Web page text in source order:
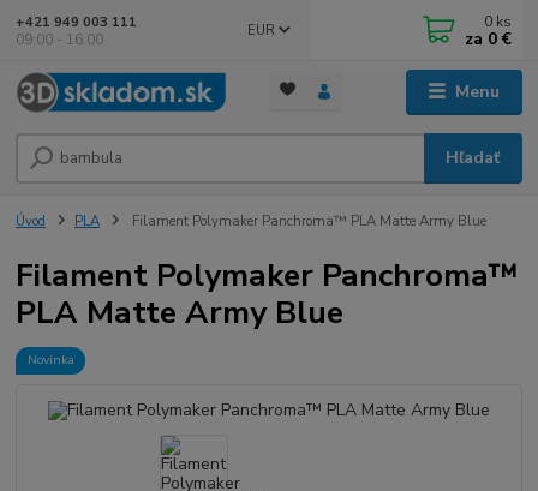
Menu
EUR
Hľadať
+421 949 003 111
09:00 - 16:00
0 ks
za 0 €
Úvod PLA Filament Polymaker Panchroma™ PLA Matte Army Blue
Filament Polymaker Panchroma™
PLA Matte Army Blue
Novinka